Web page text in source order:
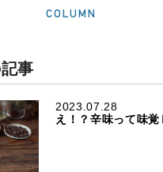
COLUMN
事
2023.07.28
え！？辛味って味覚